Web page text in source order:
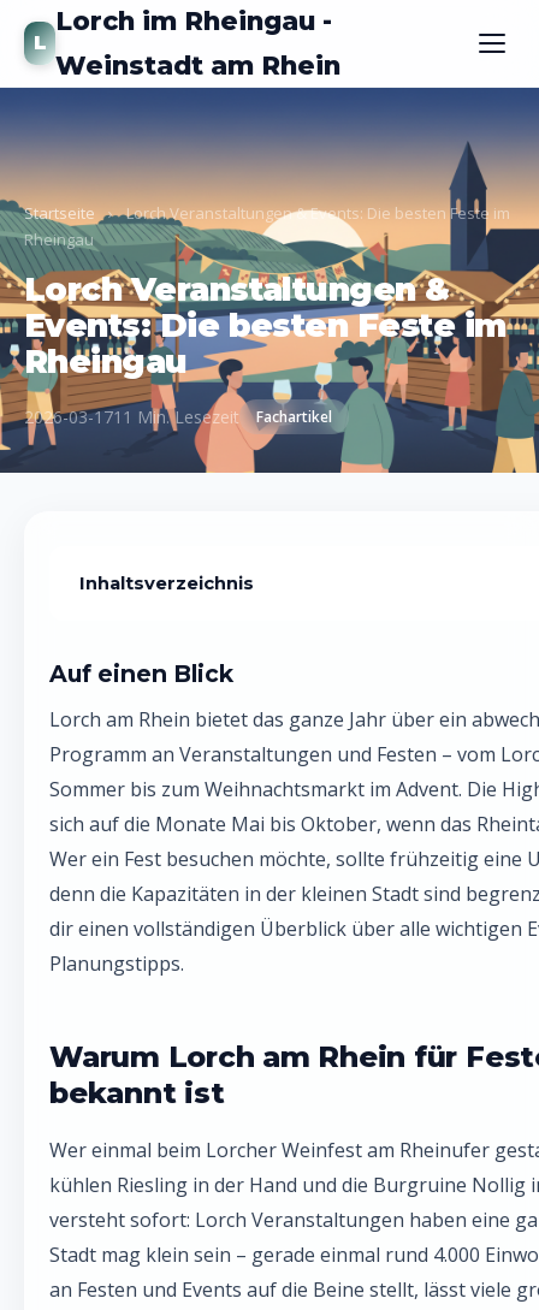
L
Lorch im Rheingau -
Weinstadt am Rhein
Startseite › Lorch Veranstaltungen & Events: Die besten Feste im
Rheingau
Lorch Veranstaltungen &
Events: Die besten Feste im
Rheingau
2026-03-1711 Min. Lesezeit Fachartikel
Inhaltsverzeichnis
Lorch Veranstaltungen 2025: Termine und Fakten im
Herbst und Winter: Martinimarkt und Weihnachtsmarkt in
So planst du deinen Besuch bei einem Fest in Lorch
Geheimtipps: Diese Lorch Events kennt kaum jemand
Lorch Veranstaltungen für Familien mit Kindern
Auf einen Blick
Lorch am Rhein bietet das ganze Jahr über ein
Programm an Veranstaltungen und Festen – vom
Sommer bis zum Weihnachtsmarkt im Advent. Die
sich auf die Monate Mai bis Oktober, wenn das
Wer ein Fest besuchen möchte, sollte frühzeitig eine
denn die Kapazitäten in der kleinen Stadt sind
dir einen vollständigen Überblick über alle wichtigen
Planungstipps.
Warum Lorch am Rhein für
bekannt ist
Wer einmal beim Lorcher Weinfest am Rheinufer
kühlen Riesling in der Hand und die Burgruine Nollig
versteht sofort: Lorch Veranstaltungen haben eine
Stadt mag klein sein – gerade einmal rund 4.000
an Festen und Events auf die Beine stellt, lässt viele